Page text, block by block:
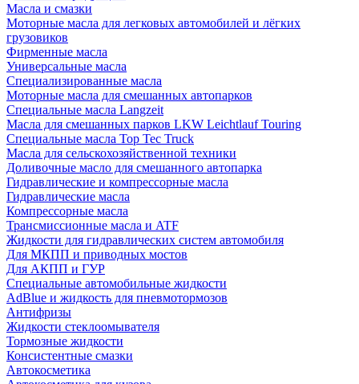
Масла и смазки
Моторные масла для легковых автомобилей и лёгких
грузовиков
Фирменные масла
Универсальные масла
Специализированные масла
Моторные масла для смешанных автопарков
Специальные масла Langzeit
Масла для смешанных парков LKW Leichtlauf Touring
Специальные масла Top Tec Truck
Масла для сельскохозяйственной техники
Доливочные масло для смешанного автопарка
Гидравлические и компрессорные масла
Гидравлические масла
Компрессорные масла
Трансмиссионные масла и ATF
Жидкости для гидравлических систем автомобиля
Для МКПП и приводных мостов
Для АКПП и ГУР
Специальные автомобильные жидкости
AdBlue и жидкость для пневмотормозов
Антифризы
Жидкости стеклоомывателя
Тормозные жидкости
Консистентные смазки
Автокосметика